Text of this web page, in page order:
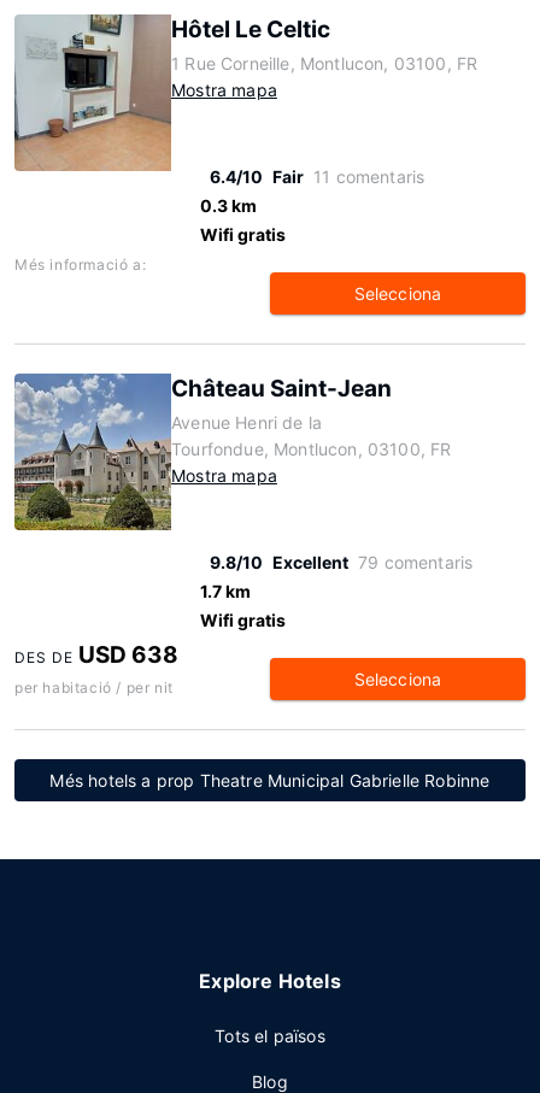
Hôtel Le Celtic
1 Rue Corneille, Montlucon, 03100, FR
Mostra mapa
6.4/10 Fair 11 comentaris
0.3 km
Wifi gratis
Més informació a:
Selecciona
Château Saint-Jean
Avenue Henri de la
Tourfondue, Montlucon, 03100, FR
Mostra mapa
9.8/10 Excellent 79 comentaris
1.7 km
Wifi gratis
DES DE USD 638
per habitació / per nit Selecciona
Més hotels a prop Theatre Municipal Gabrielle Robinne
Explore Hotels
Tots el països
Blog